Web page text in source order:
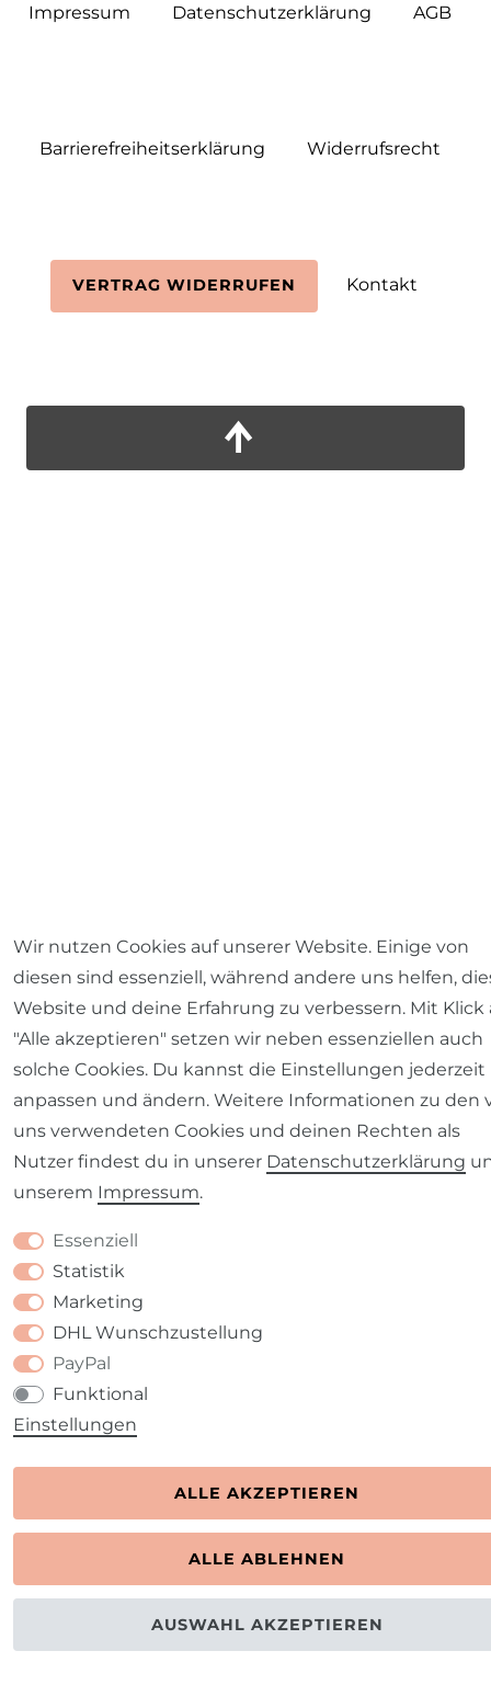
Impressum Daten­schutz­erklärung AGB
Barrierefreiheitserklärung Widerrufs­recht
VERTRAG WIDERRUFEN Kontakt
Wir nutzen Cookies auf unserer Website. Einige von
diesen sind essenziell, während andere uns helfen,
Website und deine Erfahrung zu verbessern. Mit Klick
"Alle akzeptieren" setzen wir neben essenziellen auch
solche Cookies. Du kannst die Einstellungen jederzeit
anpassen und ändern. Weitere Informationen zu den
uns verwendeten Cookies und deinen Rechten als
Nutzer findest du in unserer Daten­schutz­erklärung
unserem Impressum.
Essenziell
Statistik
Marketing
DHL Wunschzustellung
PayPal
Funktional
Einstellungen
ALLE AKZEPTIEREN
ALLE ABLEHNEN
AUSWAHL AKZEPTIEREN